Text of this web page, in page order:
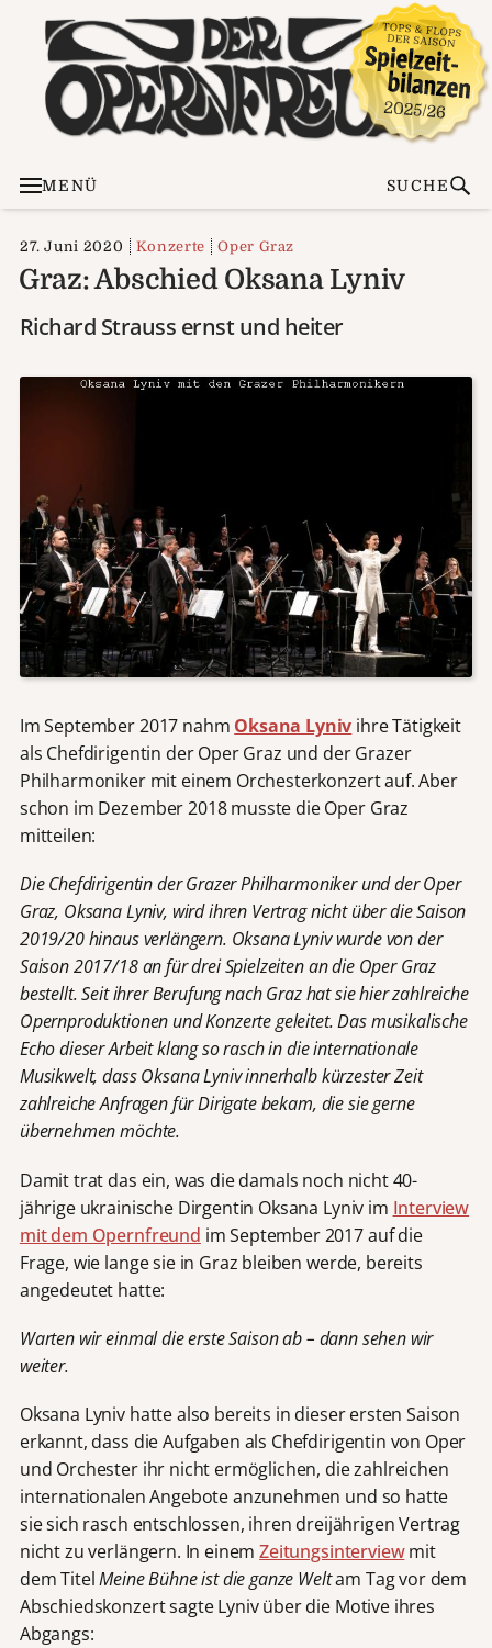
MENÜ SUCHE
27. Juni 2020 Konzerte Oper Graz
Graz: Abschied Oksana Lyniv
Richard Strauss ernst und heiter
Im September 2017 nahm Oksana Lyniv ihre Tätigkeit
als Chefdirigentin der Oper Graz und der Grazer
Philharmoniker mit einem Orchesterkonzert auf. Aber
schon im Dezember 2018 musste die Oper Graz
mitteilen:
Die Chefdirigentin der Grazer Philharmoniker und der Oper
Graz, Oksana Lyniv, wird ihren Vertrag nicht über die Saison
2019/20 hinaus verlängern. Oksana Lyniv wurde von der
Saison 2017/18 an für drei Spielzeiten an die Oper Graz
bestellt. Seit ihrer Berufung nach Graz hat sie hier zahlreiche
Opernproduktionen und Konzerte geleitet. Das musikalische
Echo dieser Arbeit klang so rasch in die internationale
Musikwelt, dass Oksana Lyniv innerhalb kürzester Zeit
zahlreiche Anfragen für Dirigate bekam, die sie gerne
übernehmen möchte.
Damit trat das ein, was die damals noch nicht 40-
jährige ukrainische Dirgentin Oksana Lyniv im Interview
mit dem Opernfreund im September 2017 auf die
Frage, wie lange sie in Graz bleiben werde, bereits
angedeutet hatte:
Warten wir einmal die erste Saison ab – dann sehen wir
weiter.
Oksana Lyniv hatte also bereits in dieser ersten Saison
erkannt, dass die Aufgaben als Chefdirigentin von Oper
und Orchester ihr nicht ermöglichen, die zahlreichen
internationalen Angebote anzunehmen und so hatte
sie sich rasch entschlossen, ihren dreijährigen Vertrag
nicht zu verlängern. In einemZeitungsinterviewmit
dem TitelMeine Bühne ist die ganze Weltam Tag vor dem
Abschiedskonzertsagte Lyniv über die Motive ihres
Abgangs: